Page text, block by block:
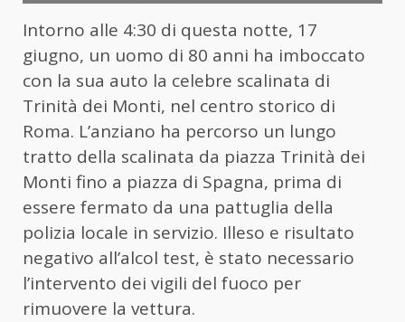
Intorno alle 4:30 di questa notte, 17
giugno, un uomo di 80 anni ha imboccato
con la sua auto la celebre scalinata di
Trinità dei Monti, nel centro storico di
Roma. L’anziano ha percorso un lungo
tratto della scalinata da piazza Trinità dei
Monti fino a piazza di Spagna, prima di
essere fermato da una pattuglia della
polizia locale in servizio. Illeso e risultato
negativo all’alcol test, è stato necessario
l’intervento dei vigili del fuoco per
rimuovere la vettura.